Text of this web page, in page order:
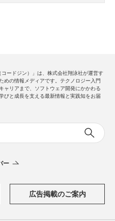
コードジン）」は、株式会社翔泳社が運営す
めの情報メディアです。テクノロジー入門
ャリアまで、ソフトウェア開発にかかわる
びと成長を支える最新情報と実践知をお届
ー
広告掲載のご案内